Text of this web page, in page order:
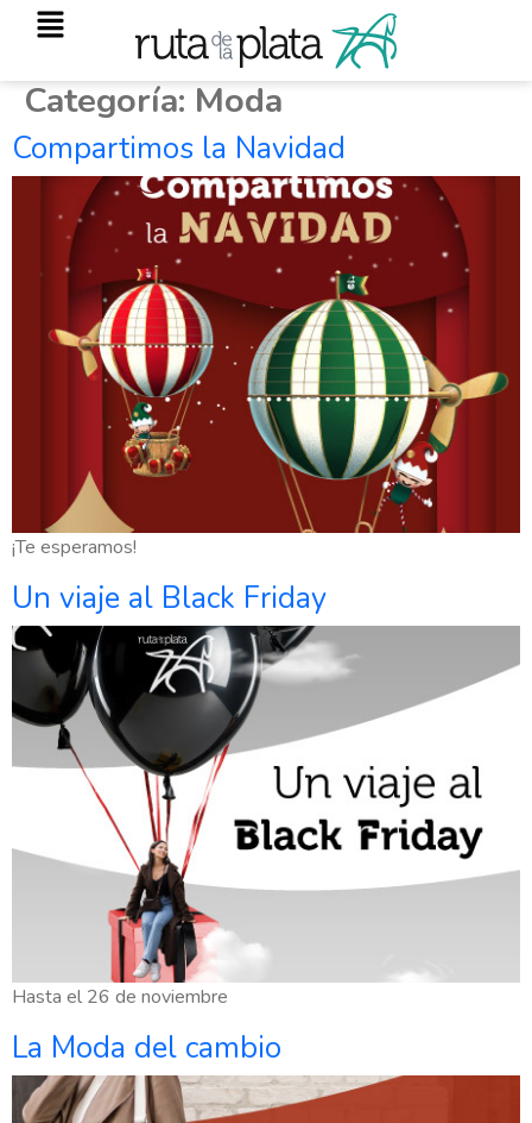
Categoría: Moda
Compartimos la Navidad
¡Te esperamos!
Un viaje al Black Friday
Hasta el 26 de noviembre
La Moda del cambio